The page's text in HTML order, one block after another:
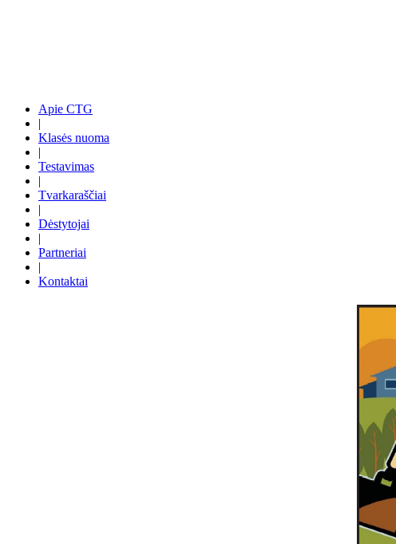
Apie CTG
|
Klasės nuoma
|
Testavimas
|
Tvarkaraščiai
|
Dėstytojai
|
Partneriai
|
Kontaktai